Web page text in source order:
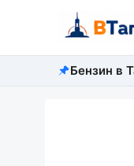
Бензин в